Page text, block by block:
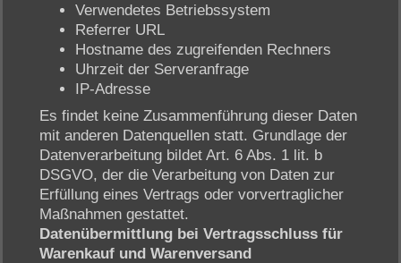
Verwendetes Betriebssystem
Referrer URL
Hostname des zugreifenden Rechners
Uhrzeit der Serveranfrage
IP-Adresse
Es findet keine Zusammenführung dieser Daten
mit anderen Datenquellen statt. Grundlage der
Datenverarbeitung bildet Art. 6 Abs. 1 lit. b
DSGVO, der die Verarbeitung von Daten zur
Erfüllung eines Vertrags oder vorvertraglicher
Maßnahmen gestattet.
Datenübermittlung bei Vertragsschluss für
Warenkauf und Warenversand